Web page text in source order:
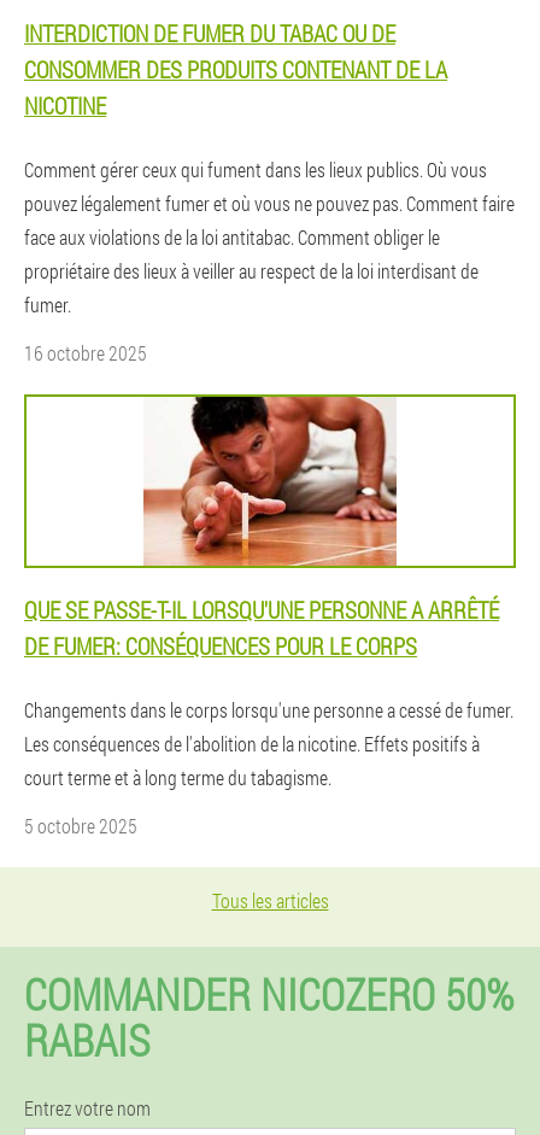
INTERDICTION DE FUMER DU TABAC OU DE
CONSOMMER DES PRODUITS CONTENANT DE LA
NICOTINE
Comment gérer ceux qui fument dans les lieux publics. Où vous
pouvez légalement fumer et où vous ne pouvez pas. Comment faire
face aux violations de la loi antitabac. Comment obliger le
propriétaire des lieux à veiller au respect de la loi interdisant de
fumer.
16 octobre 2025
QUE SE PASSE-T-IL LORSQU'UNE PERSONNE A ARRÊTÉ
DE FUMER: CONSÉQUENCES POUR LE CORPS
Changements dans le corps lorsqu'une personne a cessé de fumer.
Les conséquences de l'abolition de la nicotine. Effets positifs à
court terme et à long terme du tabagisme.
5 octobre 2025
Tous les articles
COMMANDER NICOZERO 50%
RABAIS
Entrez votre nom